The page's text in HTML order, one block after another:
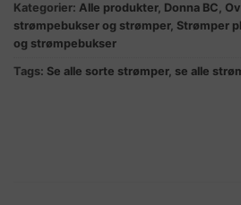
Kategorier: Alle produkter, Donna BC,
strømpebukser og strømper, Strømper
og strømpebukser
Tags: Se alle sorte strømper, se alle